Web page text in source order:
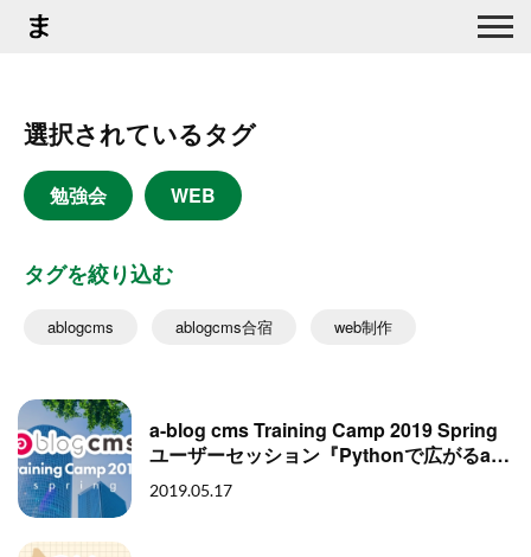
選択されているタグ
勉強会 WEB
タグを絞り込む
ablogcms ablogcms合宿 web制作
a-blog cms Training Camp 2019 Spring
ユーザーセッション『Pythonで広がるa-
blog cmsの可能性』補完情報
2019.05.17